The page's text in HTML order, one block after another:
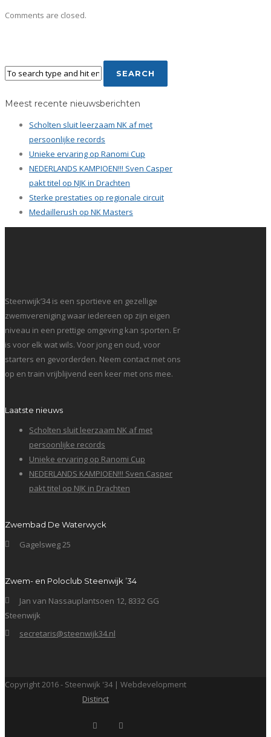
Comments are closed.
Meest recente nieuwsberichten
Scholten sluit leerzaam NK af met
persoonlijke records
Unieke ervaring op Ranomi Cup
NEDERLANDS KAMPIOEN!!! Sven Casper
pakt titel op NJK in Drachten
Sterke prestaties op regionale circuit
Medaillerush op NK Masters
Steenwijk’34 is een sportieve en gezellige
zwemvereniging waar iedereen op zijn eigen
niveau in een prettige omgeving kan sporten. Er
is voor elk wat wils. Voor jong en oud, voor
starters en gevorderden. Neem contact met ons
op en train vrijblijvend een keer met ons mee.
Laatste nieuws
Scholten sluit leerzaam NK af met
persoonlijke records
Unieke ervaring op Ranomi Cup
NEDERLANDS KAMPIOEN!!! Sven Casper
pakt titel op NJK in Drachten
Zwembad De Waterwyck
Gagelsweg 25
Zwem- en Poloclub Steenwijk ’34
Jan van Nassauplantsoen 12, 8332 GG
Steenwijk
secretaris@steenwijk34.nl
Copyright 2016 - Steenwijk '34 | Webdevelopment
Distinct